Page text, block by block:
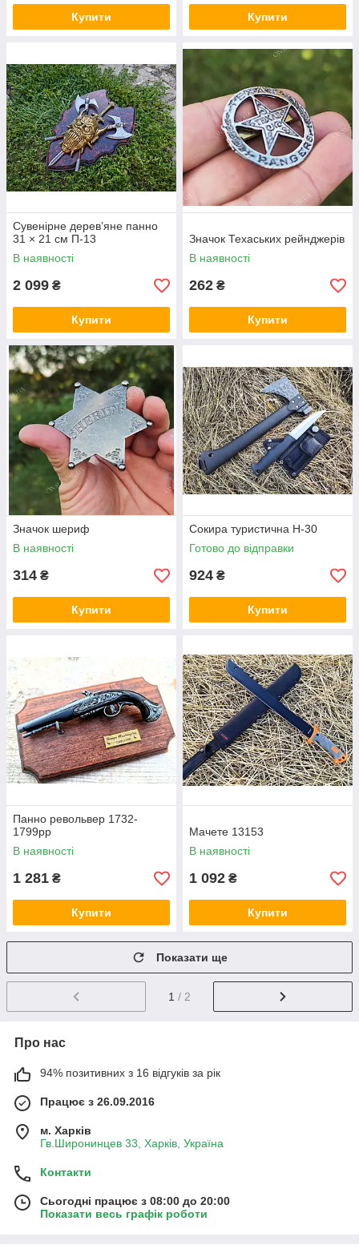
Купити Купити
Сувенірне дерев’яне панно
31 × 21 см П-13
В наявності
2 099 ₴
Купити
Значок Техаських рейнджерів
В наявності
262 ₴
Купити
Значок шериф
В наявності
314 ₴
Купити
Сокира туристична H-30
Готово до відправки
924 ₴
Купити
Панно револьвер 1732-
1799рр
В наявності
1 281 ₴
Купити
Мачете 13153
В наявності
1 092 ₴
Купити
Показати ще
1 / 2
Про нас
94% позитивних з 16 відгуків за рік
Працює з 26.09.2016
м. Харків
Гв.Широнинцев 33, Харків, Україна
Контакти
Сьогодні працює з 08:00 до 20:00
Показати весь графік роботи